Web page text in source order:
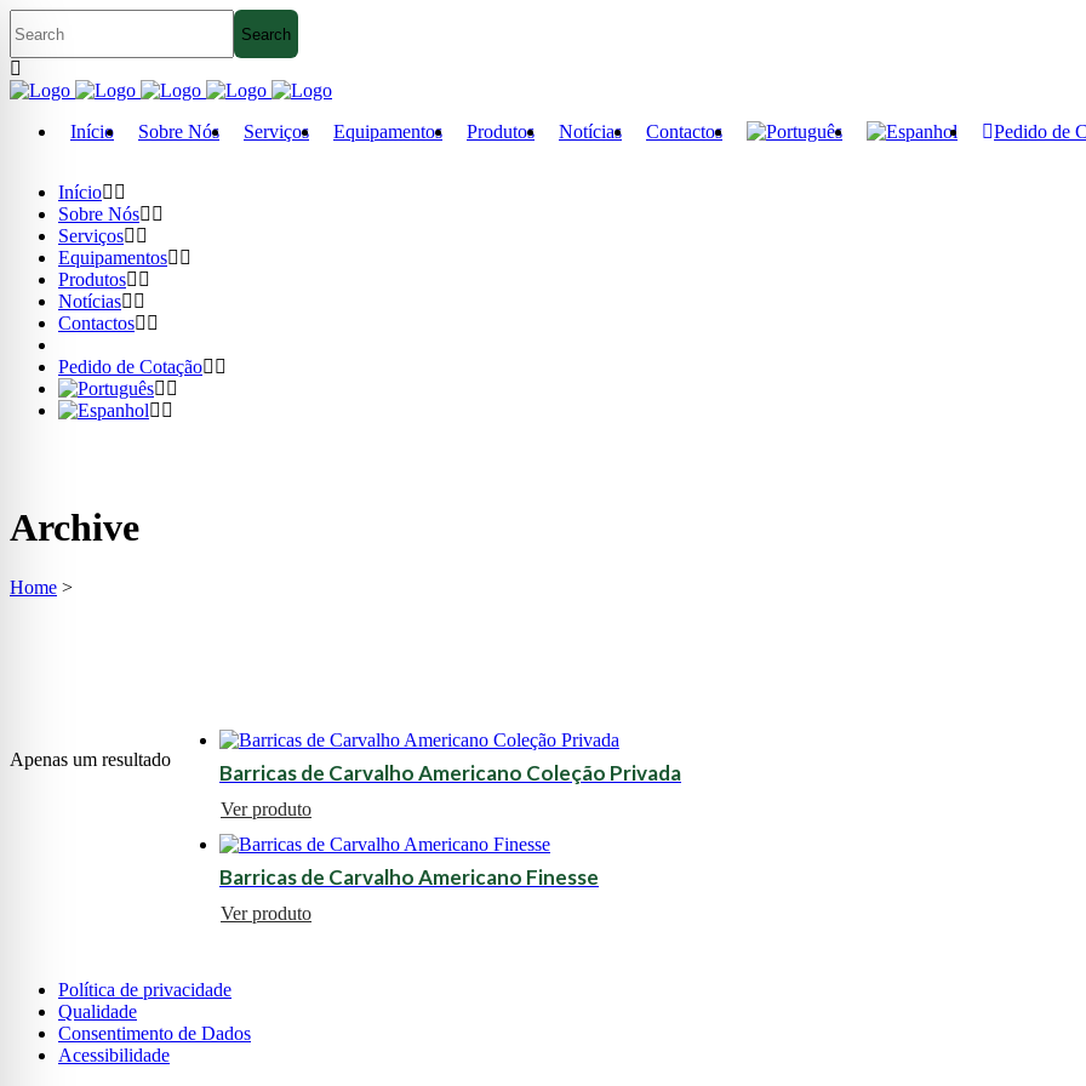
Início Sobre Nós Serviços Equipamentos Produtos Notícias Contactos Pedido de
Início
Sobre Nós
Serviços
Equipamentos
Produtos
Notícias
Contactos
Pedido de Cotação
Archive
Home >
Apenas um resultado
Barricas de Carvalho Americano Coleção Privada
Ver produto
Barricas de Carvalho Americano Finesse
Ver produto
Política de privacidade
Qualidade
Consentimento de Dados
Acessibilidade